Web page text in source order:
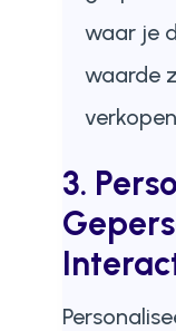
waar je
waarde
3.